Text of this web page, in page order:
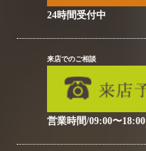
24時間受付中
来店でのご相談
営業時間/09:00〜18:00